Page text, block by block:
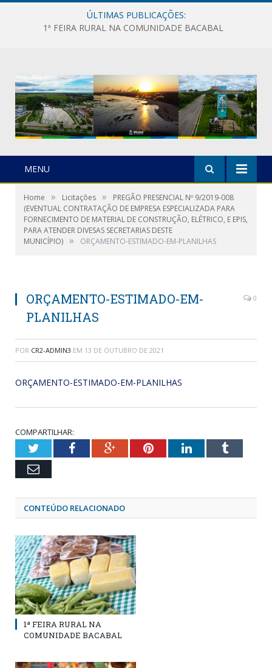
ÚLTIMAS PUBLICAÇÕES:
1ª FEIRA RURAL NA COMUNIDADE BACABAL
MENU
Home » Licitações »
PREGÃO PRESENCIAL Nº 9/2019-008
(EVENTUAL CONTRATAÇÃO DE EMPRESA ESPECIALIZADA PARA
FORNECIMENTO DE MATERIAL DE CONSTRUÇÃO, ELÉTRICO, E EPIS,
PARA ATENDER DIVESAS SECRETARIAS DESTE
MUNICÍPIO) » ORÇAMENTO-ESTIMADO-EM-PLANILHAS
ORÇAMENTO-ESTIMADO-EM-
PLANILHAS
0
POR CR2-ADMIN3 EM 13 DE OUTUBRO DE 2021
ORÇAMENTO-ESTIMADO-EM-PLANILHAS
COMPARTILHAR:
TwitterFacebookGoogle+PinterestLinkedInTumblr
Email
CONTEÚDO RELACIONADO
1ª FEIRA RURAL NA
COMUNIDADE BACABAL